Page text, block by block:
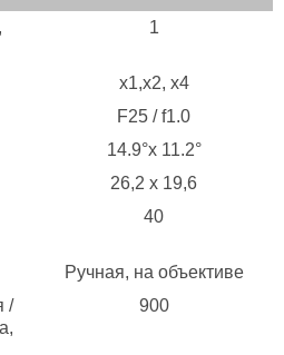
1
х1,x2, x4
F25 / f1.0
14.9°x 11.2°
26,2 х 19,6
40
Ручная, на объективе
/
900